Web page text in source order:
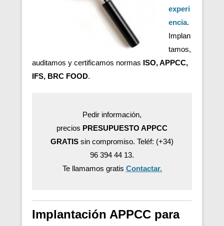
experi
encia.
Implan
tamos,
auditamos y certificamos normas ISO, APPCC,
IFS, BRC FOOD.
Pedir información,
precios PRESUPUESTO APPCC
GRATIS sin compromiso. Teléf: (+34)
96 394 44 13.
Te llamamos gratis Contactar.
Implantación APPCC para